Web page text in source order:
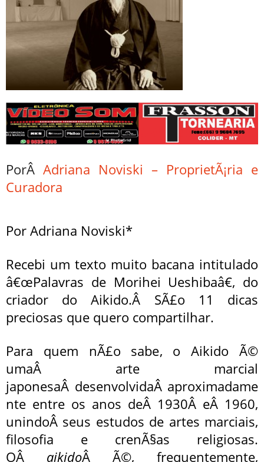
PorÂ Adriana Noviski – ProprietÃ¡ria e
Curadora
Por Adriana Noviski*
Recebi um texto muito bacana intitulado
â€œPalavras de Morihei Ueshibaâ€, do
criador do Aikido.Â SÃ£o 11 dicas
preciosas que quero compartilhar.
Para quem nÃ£o sabe, o Aikido Ã©
umaÂ arte marcial
japonesaÂ desenvolvidaÂ aproximadame
nte entre os anos deÂ 1930Â eÂ 1960,
unindoÂ seus estudos de artes marciais,
filosofia e crenÃ§as religiosas.
OÂ aikidoÂ Ã©, frequentemente,